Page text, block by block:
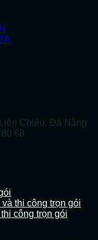
Chiểu, Đà Nẵng
68
thi công trọn gói
công trọn gói